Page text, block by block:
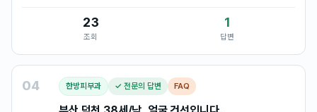
23
조회
1
답변
04 한방피부과 ✓ 전문의 답변 FAQ